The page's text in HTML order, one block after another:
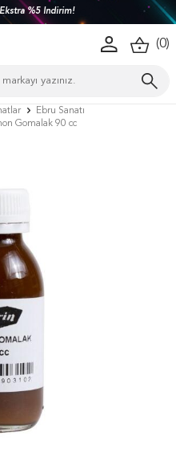
%5 İndirim!
(0)
Ebru Sanatı
Gomalak 90 cc